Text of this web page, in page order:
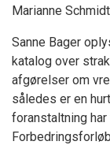
Marianne
Sanne Bager
katalog over
afgørelser om
således er en
foranstaltning